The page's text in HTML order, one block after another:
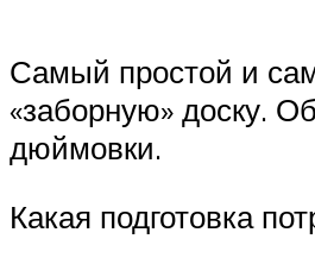
Самый простой и
«заборную» доску.
дюймовки.
Какая подготовка